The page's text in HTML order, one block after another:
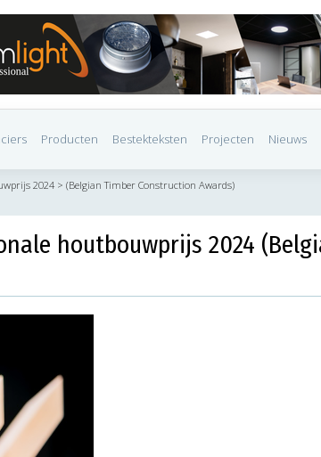
Producten Bestekteksten Projecten Nieuws
2024 > (Belgian Timber Construction Awards)
houtbouwprijs 2024